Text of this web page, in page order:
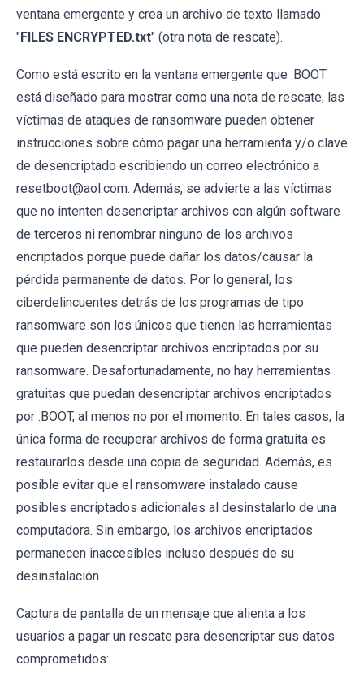
ventana emergente y crea un archivo de texto llamado
"FILES ENCRYPTED.txt" (otra nota de rescate).
Como está escrito en la ventana emergente que .BOOT
está diseñado para mostrar como una nota de rescate, las
víctimas de ataques de ransomware pueden obtener
instrucciones sobre cómo pagar una herramienta y/o clave
de desencriptado escribiendo un correo electrónico a
resetboot@aol.com. Además, se advierte a las víctimas
que no intenten desencriptar archivos con algún software
de terceros ni renombrar ninguno de los archivos
encriptados porque puede dañar los datos/causar la
pérdida permanente de datos. Por lo general, los
ciberdelincuentes detrás de los programas de tipo
ransomware son los únicos que tienen las herramientas
que pueden desencriptar archivos encriptados por su
ransomware. Desafortunadamente, no hay herramientas
gratuitas que puedan desencriptar archivos encriptados
por .BOOT, al menos no por el momento. En tales casos, la
única forma de recuperar archivos de forma gratuita es
restaurarlos desde una copia de seguridad. Además, es
posible evitar que el ransomware instalado cause
posibles encriptados adicionales al desinstalarlo de una
computadora. Sin embargo, los archivos encriptados
permanecen inaccesibles incluso después de su
desinstalación.
Captura de pantalla de un mensaje que alienta a los
usuarios a pagar un rescate para desencriptar sus datos
comprometidos: